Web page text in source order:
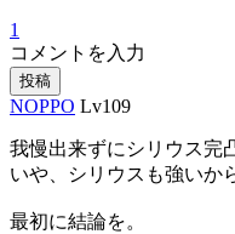
1
コメントを入力
投稿
NOPPO Lv109
我慢出来ずにシリウス
いや、シリウスも強いか
最初に結論を。